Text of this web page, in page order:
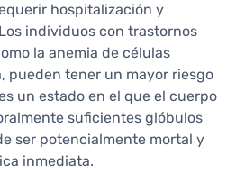
hospitalización y
individuos con trastornos
la anemia de células
pueden tener un mayor riesgo
un estado en el que el cuerpo
suficientes glóbulos
ser potencialmente mortal y
inmediata.